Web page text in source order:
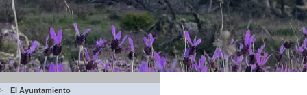
El Ayuntamiento